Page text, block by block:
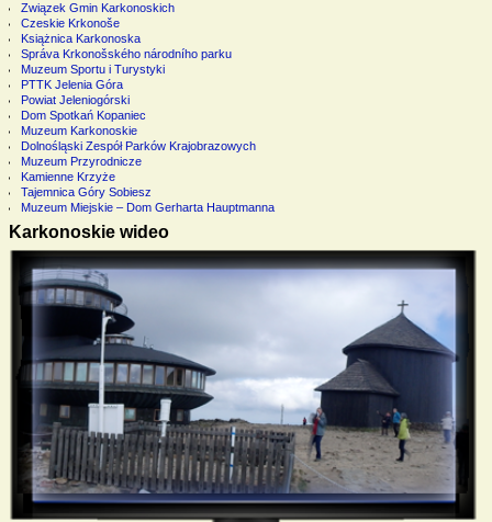
Związek Gmin Karkonoskich
Czeskie Krkonoše
Książnica Karkonoska
Správa Krkonošského národního parku
Muzeum Sportu i Turystyki
PTTK Jelenia Góra
Powiat Jeleniogórski
Dom Spotkań Kopaniec
Muzeum Karkonoskie
Dolnośląski Zespół Parków Krajobrazowych
Muzeum Przyrodnicze
Kamienne Krzyże
Tajemnica Góry Sobiesz
Muzeum Miejskie – Dom Gerharta Hauptmanna
Karkonoskie wideo